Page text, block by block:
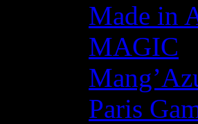
Made in
MAGIC
Paris